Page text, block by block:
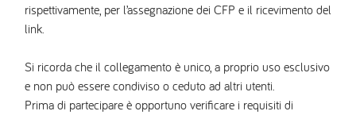
rispettivamente, per l’assegnazione dei CFP e il ricevimento del
link.
Si ricorda che il collegamento è unico, a proprio uso esclusivo
e non può essere condiviso o ceduto ad altri utenti.
Prima di partecipare è opportuno verificare i requisiti di